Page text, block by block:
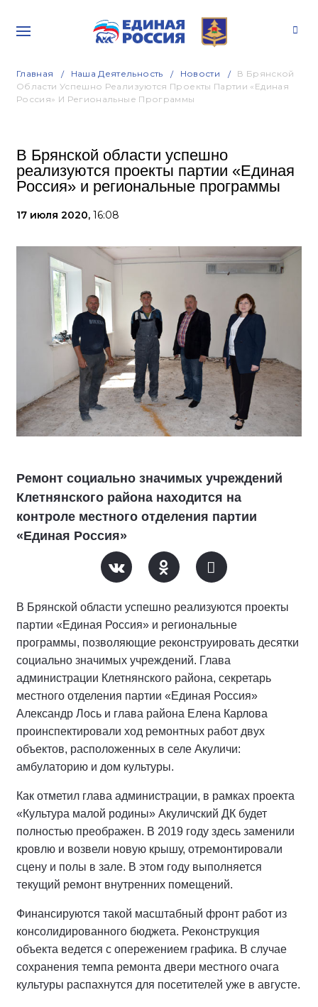
Главная Наша Деятельность Новости
В Брянской
Области Успешно Реализуются Проекты Партии «Единая
Россия» И Региональные Программы
В Брянской области успешно
реализуются проекты партии «Единая
Россия» и региональные программы
17 июля 2020, 16:08
Ремонт социально значимых учреждений
Клетнянского района находится на
контроле местного отделения партии
«Единая Россия»
В Брянской области успешно реализуются проекты
партии «Единая Россия» и региональные
программы, позволяющие реконструировать десятки
социально значимых учреждений. Глава
администрации Клетнянского района, секретарь
местного отделения партии «Единая Россия»
Александр Лось и глава района Елена Карлова
проинспектировали ход ремонтных работ двух
объектов, расположенных в селе Акуличи:
амбулаторию и дом культуры.
Как отметил глава администрации, в рамках проекта
«Культура малой родины» Акуличский ДК будет
полностью преображен. В 2019 году здесь заменили
кровлю и возвели новую крышу, отремонтировали
сцену и полы в зале. В этом году выполняется
текущий ремонт внутренних помещений.
Финансируются такой масштабный фронт работ из
консолидированного бюджета. Реконструкция
объекта ведется с опережением графика. В случае
сохранения темпа ремонта двери местного очага
культуры распахнутся для посетителей уже в августе.